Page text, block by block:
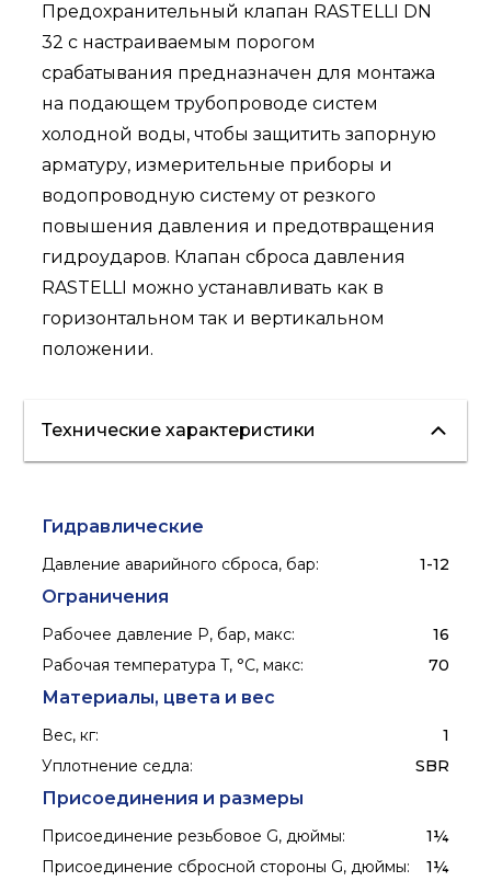
Предохранительный клапан RASTELLI DN
32 с настраиваемым порогом
срабатывания предназначен для монтажа
на подающем трубопроводе систем
холодной воды, чтобы защитить запорную
арматуру, измерительные приборы и
водопроводную систему от резкого
повышения давления и предотвращения
гидроударов. Клапан сброса давления
RASTELLI можно устанавливать как в
горизонтальном так и вертикальном
положении.
Технические характеристики
Гидравлические
Давление аварийного сброса, бар: 1-12
Ограничения
Рабочее давление P, бар, макс:
16
Рабочая температура T, °C, макс: 70
Материалы, цвета и вес
Вес, кг:
1
Уплотнение седла: SBR
Присоединения и размеры
Присоединение резьбовое G, дюймы:
1¼
Присоединение сбросной стороны G, дюймы: 1¼